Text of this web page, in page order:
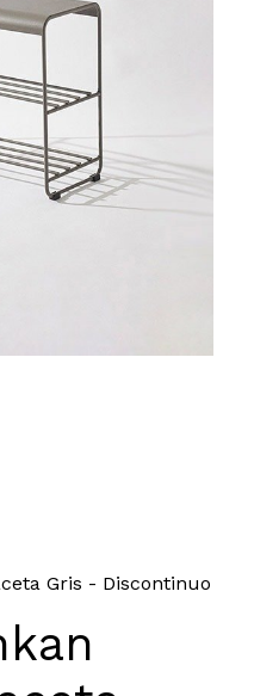
Gris - Discontinuo